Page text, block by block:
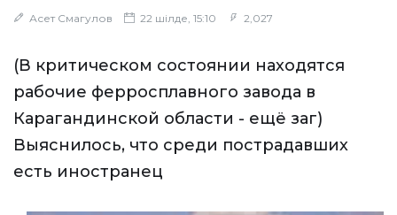
Асет Смагулов 22 шілде, 15:10 2,027
(В критическом состоянии находятся
рабочие ферросплавного завода в
Карагандинской области - ещё заг)
Выяснилось, что среди пострадавших
есть иностранец